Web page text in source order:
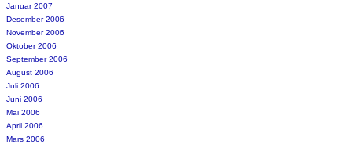
Januar 2007
Desember 2006
November 2006
Oktober 2006
September 2006
August 2006
Juli 2006
Juni 2006
Mai 2006
April 2006
Mars 2006